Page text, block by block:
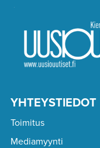
YHTEYSTIEDOT
Toimitus
Mediamyynti